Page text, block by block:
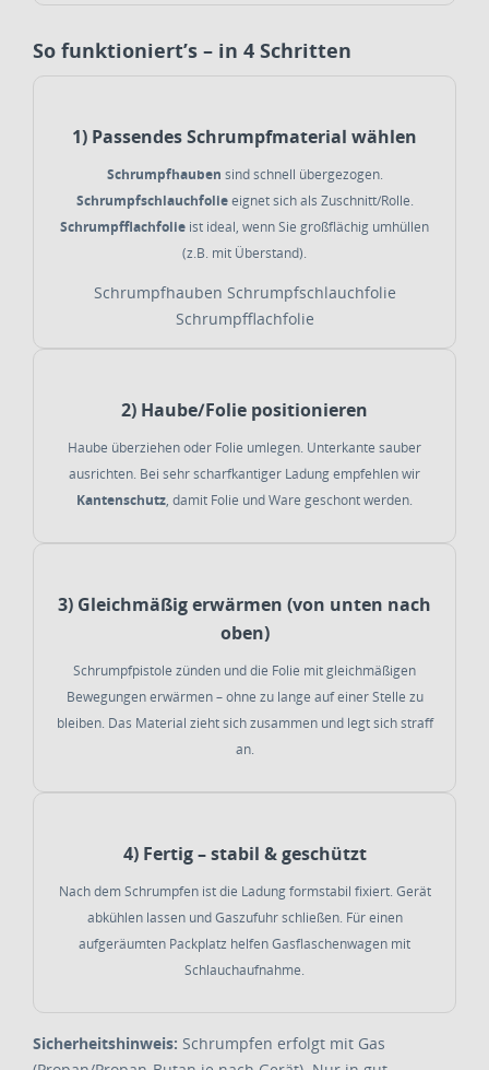
So funktioniert’s – in 4 Schritten
1) Passendes Schrumpfmaterial wählen
Schrumpfhauben sind schnell übergezogen.
Schrumpfschlauchfolieeignet sich als Zuschnitt/Rolle.
Schrumpfflachfolie ist ideal, wenn Sie großflächig umhüllen
(z.B. mit Überstand).
Schrumpfhauben Schrumpfschlauchfolie
Schrumpfflachfolie
2) Haube/Folie positionieren
Haube überziehen oder Folie umlegen. Unterkante sauber
ausrichten. Bei sehr scharfkantiger Ladung empfehlen wir
Kantenschutz, damit Folie und Ware geschont werden.
3) Gleichmäßig erwärmen (von unten nach
oben)
Schrumpfpistole zünden und die Folie mit gleichmäßigen
Bewegungen erwärmen – ohne zu lange auf einer Stelle zu
bleiben. Das Material zieht sich zusammen und legt sich straff
an.
4) Fertig – stabil & geschützt
Nach dem Schrumpfen ist die Ladung formstabil fixiert. Gerät
abkühlen lassen und Gaszufuhr schließen. Für einen
aufgeräumten Packplatz helfen Gasflaschenwagen mit
Schlauchaufnahme.
Sicherheitshinweis: Schrumpfen erfolgt mit Gas